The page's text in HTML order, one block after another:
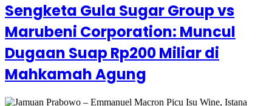
Sengketa Gula Sugar Group vs
Marubeni Corporation: Muncul
Dugaan Suap Rp200 Miliar di
Mahkamah Agung